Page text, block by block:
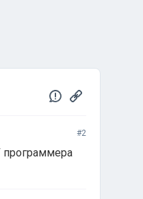
#2
программера